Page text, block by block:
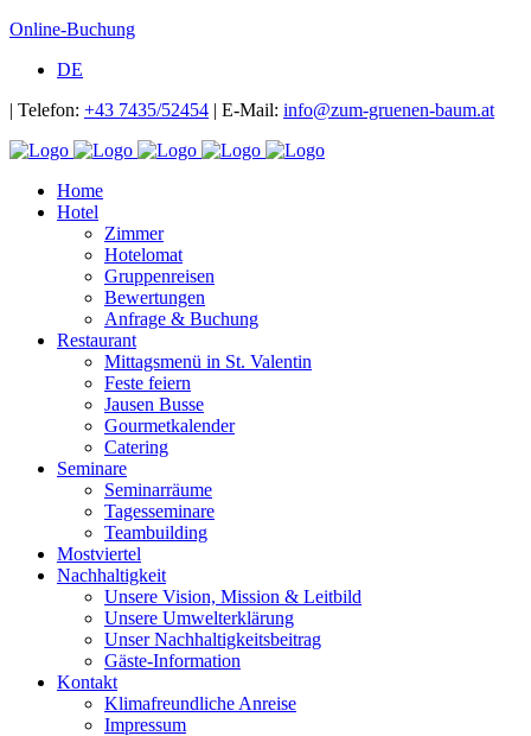
Online-Buchung
DE
| Telefon: +43 7435/52454 | E-Mail: info@zum-gruenen-baum.at
Home
Hotel
Zimmer
Hotelomat
Gruppenreisen
Bewertungen
Anfrage & Buchung
Restaurant
Mittagsmenü in St. Valentin
Feste feiern
Jausen Busse
Gourmetkalender
Catering
Seminare
Seminarräume
Tagesseminare
Teambuilding
Mostviertel
Nachhaltigkeit
Unsere Vision, Mission & Leitbild
Unsere Umwelterklärung
Unser Nachhaltigkeitsbeitrag
Gäste-Information
Kontakt
Klimafreundliche Anreise
Impressum